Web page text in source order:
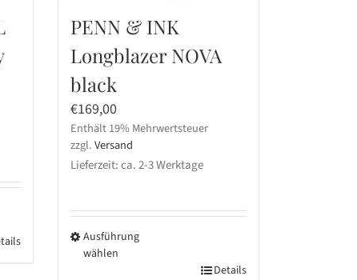
PENN & INK
Longblazer NOVA
black
€169,00
Enthält 19% Mehrwertsteuer
zzgl.Versand
Lieferzeit: ca. 2-3 Werktage
Ausführung
wählen
Details